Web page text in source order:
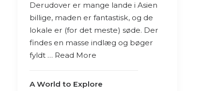
Derudover er mange lande i Asien
billige, maden er fantastisk, og de
lokale er (for det meste) søde. Der
findes en masse indlæg og bøger
fyldt … Read More
A World to Explore